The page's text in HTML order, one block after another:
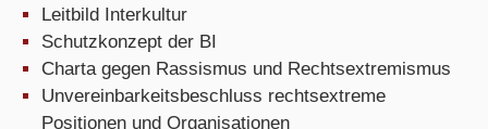
Leitbild Interkultur
Schutzkonzept der BI
Charta gegen Rassismus und Rechtsextremismus
Unvereinbarkeitsbeschluss rechtsextreme
Positionen und Organisationen